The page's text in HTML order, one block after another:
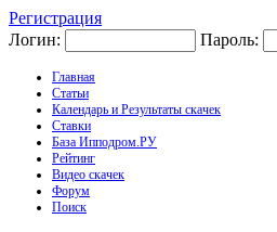
Регистрация
Логин:
Пароль:
Главная
Статьи
Календарь и Результаты скачек
Ставки
База Ипподром.РУ
Рейтинг
Видео скачек
Форум
Поиск